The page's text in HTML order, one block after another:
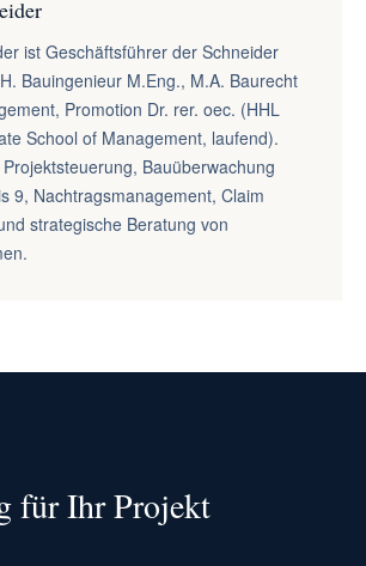
ist Geschäftsführer der Schneider
Bauingenieur M.Eng., M.A. Baurecht
Promotion Dr. rer. oec. (HHL
School of Management, laufend).
Bauüberwachung
9, Nachtragsmanagement, Claim
strategische Beratung von
für Ihr Projekt